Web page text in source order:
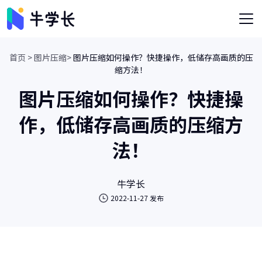
首页 >图片压缩>图片压缩如何操作？快捷操作，低储存高画质的压
缩方法！
图片压缩如何操作？快捷操
作，低储存高画质的压缩方
法！
牛学长
2022-11-27 发布